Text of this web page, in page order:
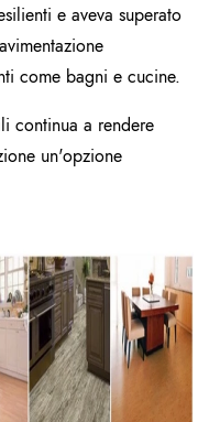
e aveva superato
come bagni e cucine.
continua a rendere
un'opzione